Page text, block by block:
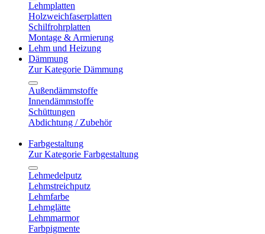
Lehmplatten
Holzweichfaserplatten
Schilfrohrplatten
Montage & Armierung
Lehm und Heizung
Dämmung
Zur Kategorie Dämmung
Außendämmstoffe
Innendämmstoffe
Schüttungen
Abdichtung / Zubehör
Farbgestaltung
Zur Kategorie Farbgestaltung
Lehmedelputz
Lehmstreichputz
Lehmfarbe
Lehmglätte
Lehmmarmor
Farbpigmente